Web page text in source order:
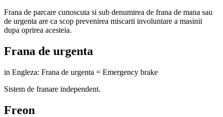
Frana de parcare cunoscuta si sub denumirea de frana de mana sau
de urgenta are ca scop prevenirea miscarii involuntare a masinii
dupa oprirea acesteia.
Frana de urgenta
in Engleza: Frana de urgenta = Emergency brake
Sistem de franare independent.
Freon